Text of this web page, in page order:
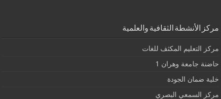
مركز الأنشطة الثقافية والعلمية
مركز التعليم المكثف للغات
حاضنة جامعة وهران 1
خلية ضمان الجودة
مركز السمعي البصري